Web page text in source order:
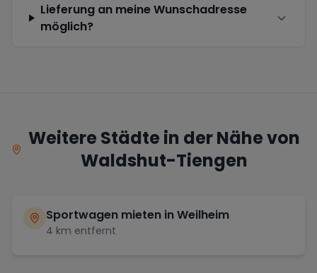
Lieferung an meine Wunschadresse
möglich?
Weitere Städte in der Nähe von
Waldshut-Tiengen
Sportwagen mieten inWeilheim
4 km entfernt